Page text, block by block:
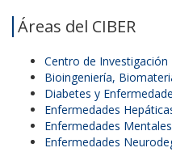
Áreas del CIBER
Centro de Investigación
Bioingeniería,
Diabetes y
Enfermedades
Enfermedades
Enfermedades